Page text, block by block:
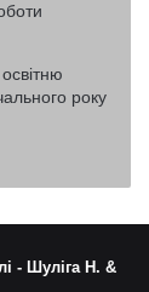
року
- Шуліга Н. &